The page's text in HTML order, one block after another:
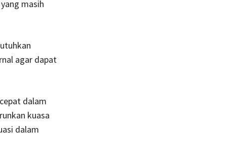
masih
agar dapat
dalam
kuasa
dalam